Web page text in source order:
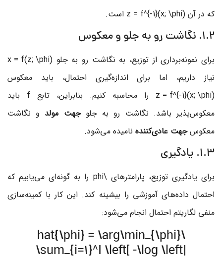
که در آن z = f^{-1}(x; \phi) است.
1.2. نگاشت رو به جلو و معکوس
برای نمونه‌برداری از توزیع، به نگاشت رو به جلو x = f(z; \phi)
نیاز داریم، اما برای اندازه‌گیری احتمال، باید معکوس
z = f^{-1}(x; \phi) را محاسبه کنیم. بنابراین، تابع f باید
معکوس‌پذیر باشد. نگاشت رو به جلوجهت مولد و نگاشت
معکوسجهت عادی‌کننده نامیده می‌شود.
1.3. یادگیری
برای یادگیری توزیع، پارامترهای\phi
را به گونه‌ای می‌یابیم که
احتمال داده‌های آموزشی را بیشینه کند. این کار با کمینه‌سازی
منفی لگاریتم احتمال انجام می‌شود:
\hat{\phi} = \arg\min_{\phi}
\sum_{i=1}^I \left[ -\log \left|